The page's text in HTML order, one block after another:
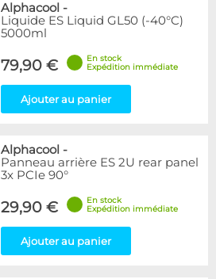
Alphacool -
Liquide ES Liquid GL50 (-40°C)
5000ml
79,90 €
En stock
Expédition immédiate
Ajouter au panier
Alphacool -
Panneau arrière ES 2U rear panel
3x PCIe 90°
29,90 €
En stock
Expédition immédiate
Ajouter au panier